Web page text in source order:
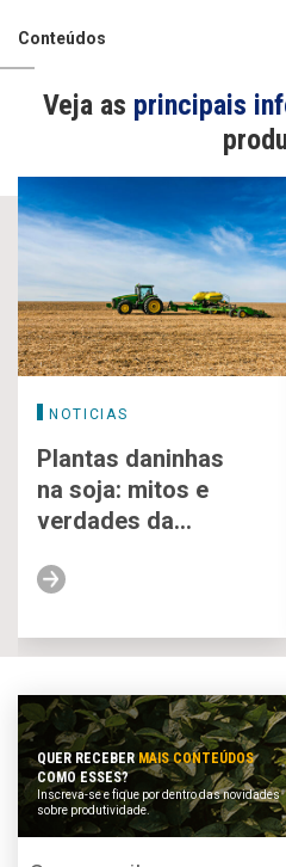
Conteúdos
Veja as principais
NOTICIAS
Plantas daninhas
na soja: mitos e
verdades da
plantio
QUER RECEBERMAIS CONTEÚDOS
COMO ESSES?
Inscreva-se e fique por dentro das novidades
sobre produtividade.